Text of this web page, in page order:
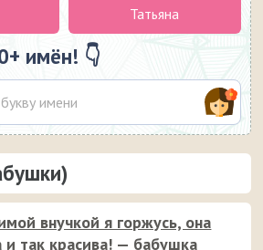
Татьяна
имён! 👇
внучкой я горжусь, она
и так красива! — бабушка